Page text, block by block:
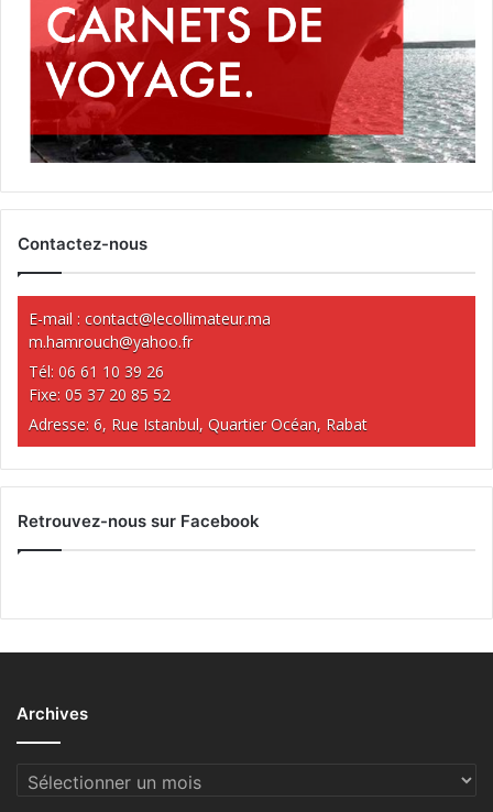
Contactez-nous
E-mail : contact@lecollimateur.ma
m.hamrouch@yahoo.fr
Tél: 06 61 10 39 26
Fixe: 05 37 20 85 52
Adresse: 6, Rue Istanbul, Quartier Océan, Rabat
Retrouvez-nous sur Facebook
Archives
Archives